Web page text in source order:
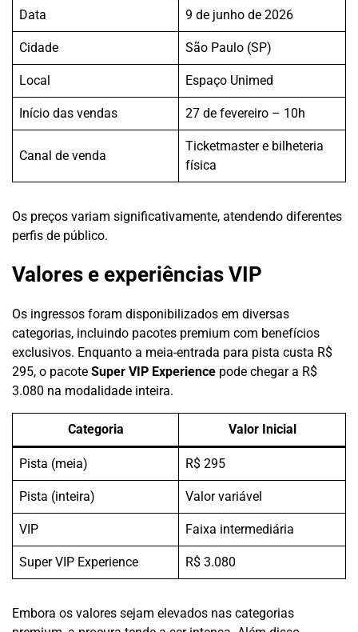
Data 9 de junho de 2026
Cidade São Paulo (SP)
Local Espaço Unimed
Início das vendas 27 de fevereiro – 10h
Canal de venda
Ticketmaster e bilheteria
física
Os preços variam significativamente, atendendo diferentes
perfis de público.
Valores e experiências VIP
Os ingressos foram disponibilizados em diversas
categorias, incluindo pacotes premium com benefícios
exclusivos. Enquanto a meia-entrada para pista custa R$
295, o pacote Super VIP Experience pode chegar a R$
3.080 na modalidade inteira.
Categoria Valor Inicial
Pista (meia) R$ 295
Pista (inteira) Valor variável
VIP Faixa intermediária
Super VIP Experience R$ 3.080
Embora os valores sejam elevados nas categorias